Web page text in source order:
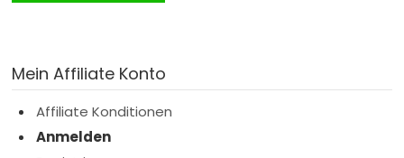
Mein Affiliate Konto
Affiliate Konditionen
Anmelden